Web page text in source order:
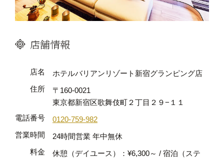
店舗情報
店名
ホテルバリアンリゾート新宿グランピング店
住所
〒160-0021
東京都新宿区歌舞伎町２丁目２９−１１
電話番号
0120-759-982
営業時間
24時間営業 年中無休
料金
休憩（デイユース）：¥6,300～ / 宿泊（ステ